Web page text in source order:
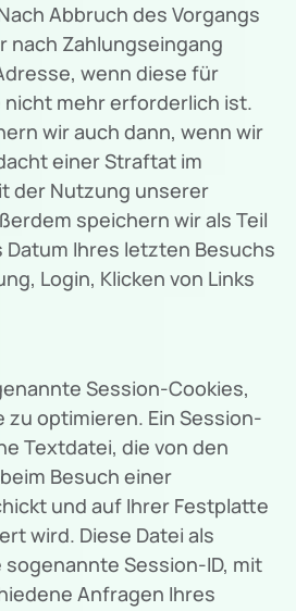
Abbruch des Vorgangs
nach Zahlungseingang
wenn diese für
mehr erforderlich ist.
wir auch dann, wenn wir
einer Straftat im
der Nutzung unserer
speichern wir als Teil
Ihres letzten Besuchs
Login, Klicken von Links
Session-Cookies,
zu optimieren. Ein Session-
Textdatei, die von den
Besuch einer
und auf Ihrer Festplatte
wird. Diese Datei als
Session-ID, mit
Anfragen Ihres